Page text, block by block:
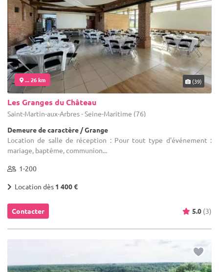
... 26 km (39)
Les Granges du Château
Saint-Martin-aux-Arbres - Seine-Maritime (76)
Demeure de caractère / Grange
Location de salle de réception : Pour tout type d'événement :
mariage, baptême, communion...
1-200
Location dès 1 400 €
Contacter 5.0 (3)